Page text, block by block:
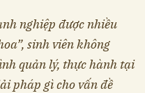
nghiệp được nhiều
sinh viên không
quản lý, thực hành tại
pháp gì cho vấn đề